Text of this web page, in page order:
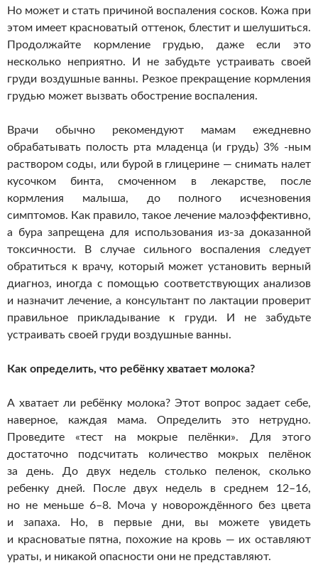
Но может и стать причиной воспаления сосков. Кожа при
этом имеет красноватый оттенок, блестит и шелушиться.
Продолжайте кормление грудью, даже если это
несколько неприятно. И не забудьте устраивать своей
груди воздушные ванны. Резкое прекращение кормления
грудью может вызвать обострение воспаления.
Врачи обычно рекомендуют мамам ежедневно
обрабатывать полость рта младенца (и грудь) 3% -ным
раствором соды, или бурой в глицерине — снимать налет
кусочком бинта, смоченном в лекарстве, после
кормления малыша, до полного исчезновения
симптомов. Как правило, такое лечение малоэффективно,
а бура запрещена для использования из-за доказанной
токсичности. В случае сильного воспаления следует
обратиться к врачу, который может установить верный
диагноз, иногда с помощью соответствующих анализов
и назначит лечение, а консультант по лактации проверит
правильное прикладывание к груди. И не забудьте
устраивать своей груди воздушные ванны.
Как определить, что ребёнку хватает молока?
А хватает ли ребёнку молока? Этот вопрос задает себе,
наверное, каждая мама. Определить это нетрудно.
Проведите «тест на мокрые пелёнки». Для этого
достаточно подсчитать количество мокрых пелёнок
за день. До двух недель столько пеленок, сколько
ребенку дней. После двух недель в среднем 12–16,
но не меньше 6–8. Моча у новорождённого без цвета
и запаха. Но, в первые дни, вы можете увидеть
и красноватые пятна, похожие на кровь — их оставляют
ураты, и никакой опасности они не представляют.